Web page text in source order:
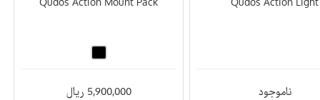
ناموجود 5,900,000 ریال